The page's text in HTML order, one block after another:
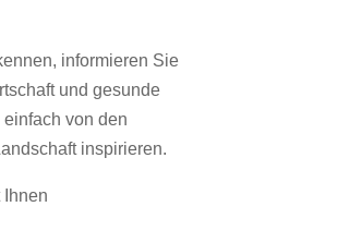
informieren Sie
und gesunde
von den
inspirieren.